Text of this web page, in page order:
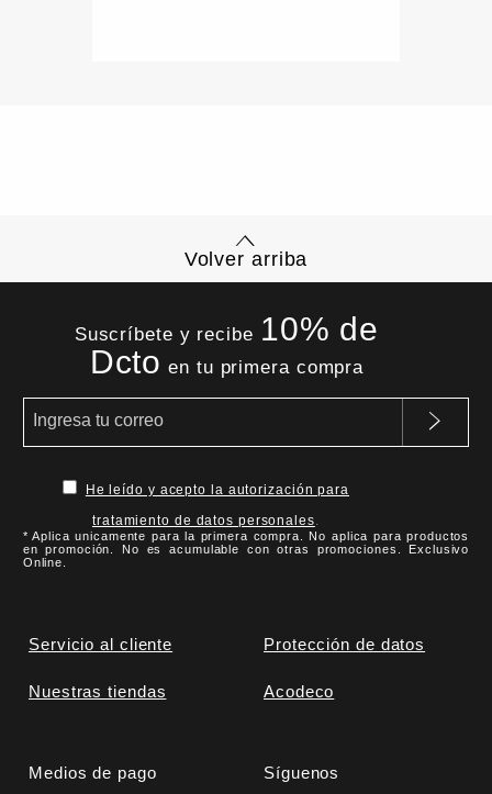
Volver arriba
Suscríbete y recibe 10% de
Dcto en tu primera compra
He leído y acepto la autorización para
tratamiento de datos personales.
* Aplica unicamente para la primera compra. No aplica para productos
en promoción. No es acumulable con otras promociones. Exclusivo
Online.
Servicio al cliente Protección de datos
Nuestras tiendas Acodeco
Medios de pago Síguenos